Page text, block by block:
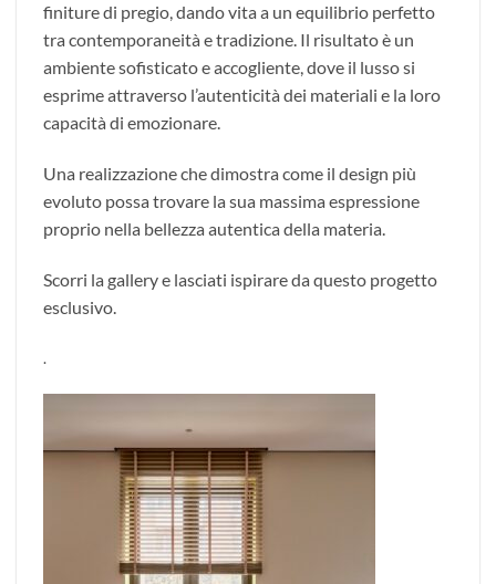
finiture di pregio, dando vita a un equilibrio perfetto
tra contemporaneità e tradizione. Il risultato è un
ambiente sofisticato e accogliente, dove il lusso si
esprime attraverso l’autenticità dei materiali e la loro
capacità di emozionare.
Una realizzazione che dimostra come il design più
evoluto possa trovare la sua massima espressione
proprio nella bellezza autentica della materia.
Scorri la gallery e lasciati ispirare da questo progetto
esclusivo.
.